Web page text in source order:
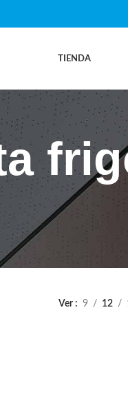
TIENDA
Ver 9 12